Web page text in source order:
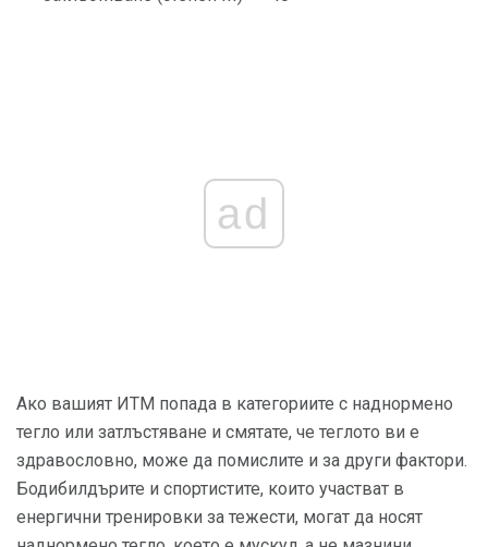
ad
Ако вашият ИТМ попада в категориите с наднормено
тегло или затлъстяване и смятате, че теглото ви е
здравословно, може да помислите и за други фактори.
Бодибилдърите и спортистите, които участват в
енергични тренировки за тежести, могат да носят